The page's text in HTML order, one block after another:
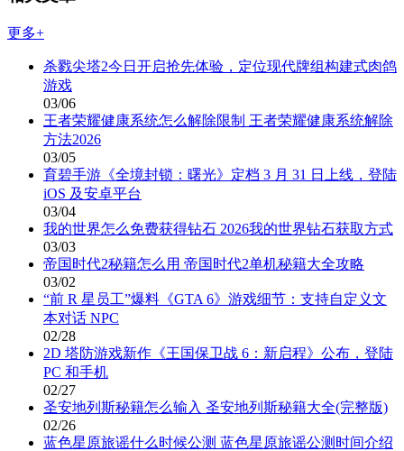
更多+
杀戮尖塔2今日开启抢先体验，定位现代牌组构建式肉鸽
游戏
03/06
王者荣耀健康系统怎么解除限制 王者荣耀健康系统解除
方法2026
03/05
育碧手游《全境封锁：曙光》定档 3 月 31 日上线，登陆
iOS 及安卓平台
03/04
我的世界怎么免费获得钻石 2026我的世界钻石获取方式
03/03
帝国时代2秘籍怎么用 帝国时代2单机秘籍大全攻略
03/02
“前 R 星员工”爆料《GTA 6》游戏细节：支持自定义文
本对话 NPC
02/28
2D 塔防游戏新作《王国保卫战 6：新启程》公布，登陆
PC 和手机
02/27
圣安地列斯秘籍怎么输入 圣安地列斯秘籍大全(完整版)
02/26
蓝色星原旅谣什么时候公测 蓝色星原旅谣公测时间介绍